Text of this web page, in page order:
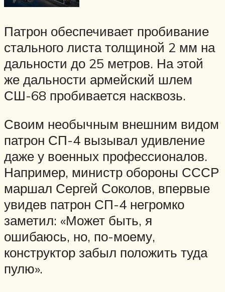
Патрон обеспечивает пробивание
стального листа толщиной 2 мм на
дальности до 25 метров. На этой
же дальности армейский шлем
СШ-68 пробивается насквозь.
Своим необычным внешним видом
патрон СП-4 вызывал удивление
даже у военных профессионалов.
Например, министр обороны СССР
маршал Сергей Соколов, впервые
увидев патрон СП-4 негромко
заметил: «Может быть, я
ошибаюсь, но, по-моему,
конструктор забыл положить туда
пулю».